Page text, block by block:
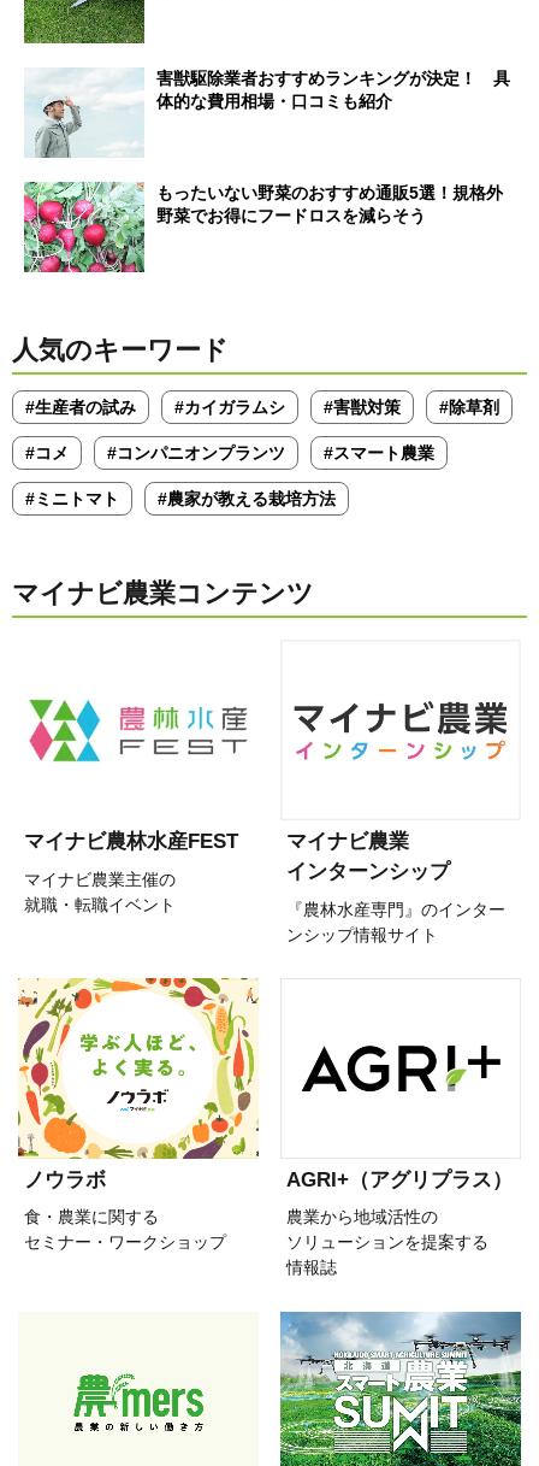
害獣駆除業者おすすめランキングが決定！ 具
体的な費用相場・口コミも紹介
もったいない野菜のおすすめ通販5選！規格外
野菜でお得にフードロスを減らそう
人気のキーワード
#生産者の試み #カイガラムシ #害獣対策 #除草剤
#コメ #コンパニオンプランツ #スマート農業
#ミニトマト #農家が教える栽培方法
マイナビ農業コンテンツ
マイナビ農林水産FEST
マイナビ農業主催の
就職・転職イベント
マイナビ農業
インターンシップ
『農林水産専門』のインター
ンシップ情報サイト
ノウラボ
食・農業に関する
セミナー・ワークショップ
AGRI+（アグリプラス）
農業から地域活性の
ソリューションを提案する
情報誌